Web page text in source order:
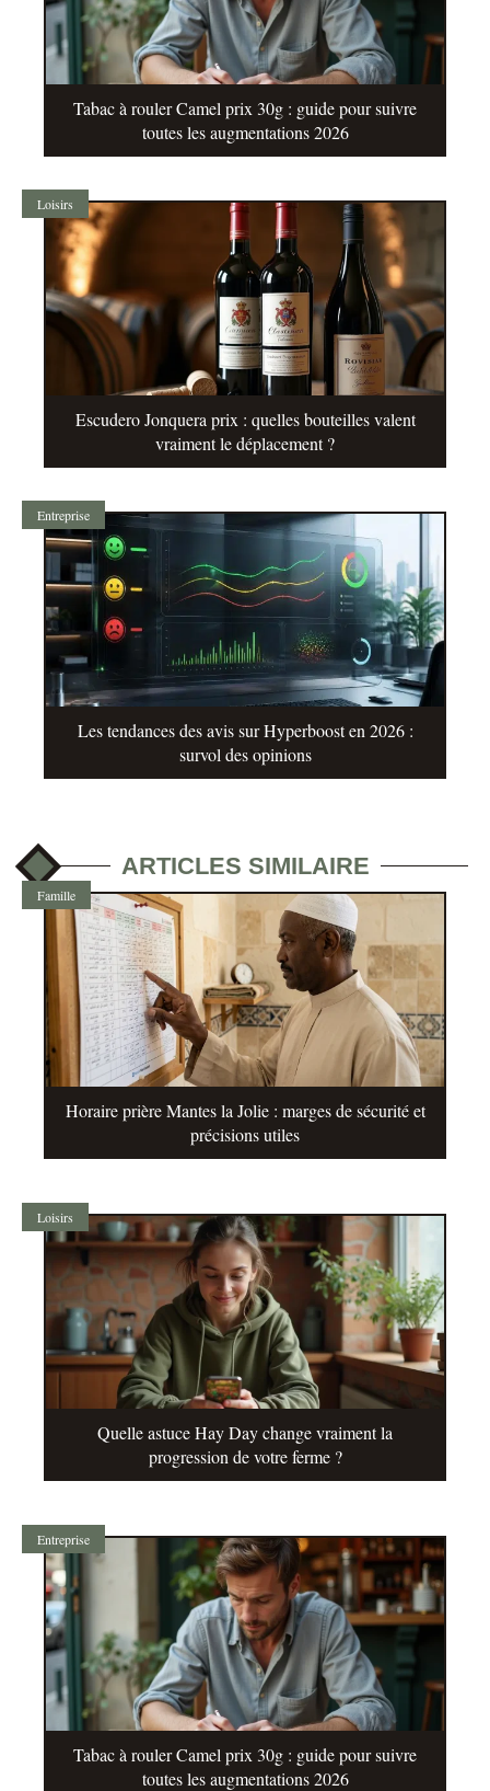
Tabac à rouler Camel prix 30g : guide pour suivre
toutes les augmentations 2026
Loisirs
Escudero Jonquera prix : quelles bouteilles valent
vraiment le déplacement ?
Entreprise
Les tendances des avis sur Hyperboost en 2026 :
survol des opinions
ARTICLES SIMILAIRE
Famille
Horaire prière Mantes la Jolie : marges de sécurité et
précisions utiles
Loisirs
Quelle astuce Hay Day change vraiment la
progression de votre ferme ?
Entreprise
Tabac à rouler Camel prix 30g : guide pour suivre
toutes les augmentations 2026